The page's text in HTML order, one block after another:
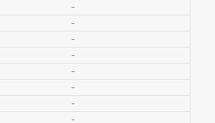
-
-
-
-
-
-
-
-